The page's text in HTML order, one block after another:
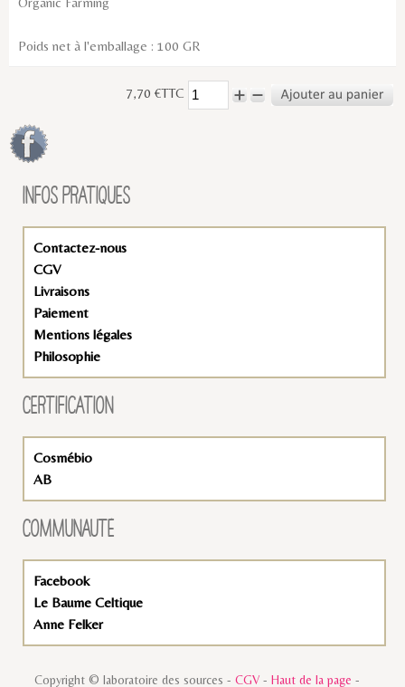
Poids net à l'emballage : 100 GR
7,70 €TTC
INFOS PRATIQUES
Contactez-nous
CGV
Livraisons
Paiement
Mentions légales
Philosophie
CERTIFICATION
Cosmébio
AB
COMMUNAUTÉ
Facebook
Le Baume Celtique
Anne Felker
Copyright © laboratoire des sources - CGV- Haut de la page -